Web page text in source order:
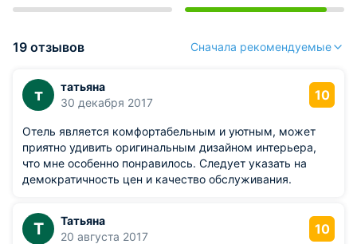
19 отзывов Сначала рекомендуемые
т
татьяна
30 декабря 2017
10
Отель является комфортабельным и уютным, может
приятно удивить оригинальным дизайном интерьера,
что мне особенно понравилось. Следует указать на
демократичность цен и качество обслуживания.
Т
Татьяна
20 августа 2017
10